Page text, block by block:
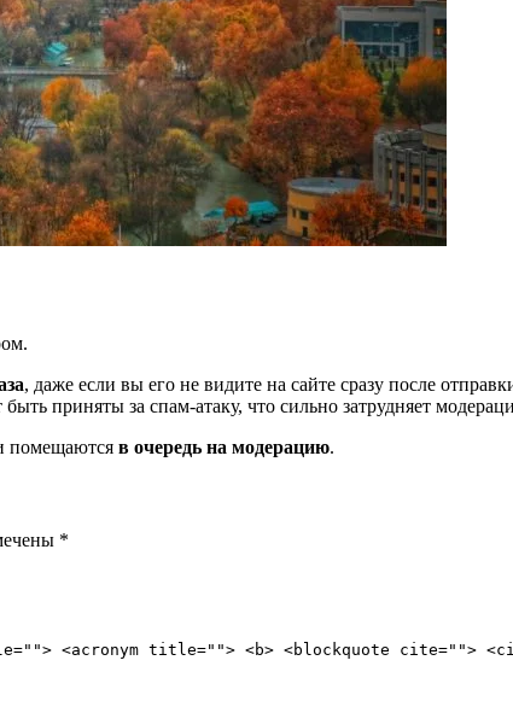
, даже если вы его не видите на сайте сразу после
приняты за спам-атаку, что сильно затрудняет
помещаются в очередь на модерацию.
*
<acronym title=""> <b> <blockquote cite="">